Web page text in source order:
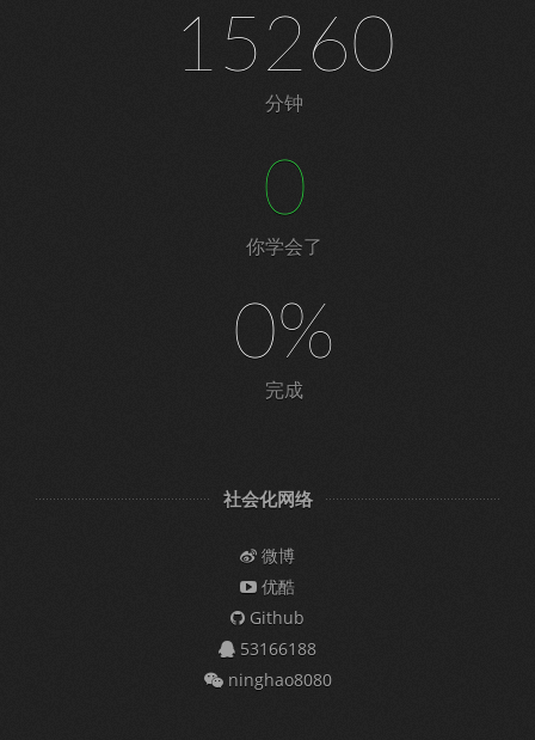
15260
分钟
0
你学会了
0%
完成
社会化网络
微博
优酷
Github
53166188
ninghao8080